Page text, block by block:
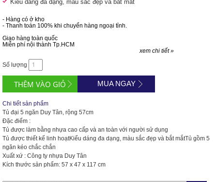
Kiểu dáng đa dạng, màu sắc đẹp và bắt mắt
- Hàng có ở kho
- Thanh toán 100% khi chuyển hàng ngoại tỉnh.
Giao hàng toàn quốc
Miễn phí nội thành Tp.HCM
xem chi tiết »
Số lượng
MUA NGAY
Chi tiết sản phẩm
Tủ đại 5 ngăn Duy Tân, rộng 57cm
Đặc điểm :
Tủ được làm bằng nhựa cao cấp và an toàn với người sử dụng
Tủ được thiết kế linh hoạtKiểu dáng đa dạng, màu sắc đẹp và bắt mắtTủ gồm 5
ngăn kéo chắc chắn
Xuất xứ : Công ty nhựa Duy Tân
Kích thước sản phẩm: 57 x 47 x 117 cm